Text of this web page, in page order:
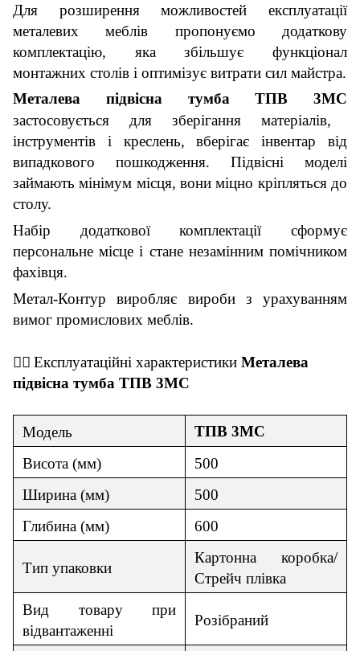
Для розширення можливостей експлуатації
металевих меблів пропонуємо додаткову
комплектацію, яка збільшує функціонал
монтажних столів і оптимізує витрати сил майстра.
Металева підвісна тумба ТПВ 3МС
застосовується для зберігання матеріалів,
інструментів і креслень, вберігає інвентар від
випадкового пошкодження. Підвісні моделі
займають мінімум місця, вони міцно кріпляться до
столу.
Набір додаткової комплектації сформує
персональне місце і стане незамінним помічником
фахівця.
Метал-Контур виробляє виробиз урахуванням
вимог промислових меблів.
👇🏼 Експлуатаційні характеристики Металева
підвісна тумба ТПВ 3МС
Модель ТПВ 3МС
Висота (мм)
500
Ширина (мм)
500
Глибина (мм) 600
Тип упаковки
Картонна коробка/
Стрейч плівка
Вид товарупри
відвантаженні
Розібраний